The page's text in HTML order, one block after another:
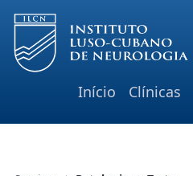
Pular para o Conteúdo principal
Início Clínicas